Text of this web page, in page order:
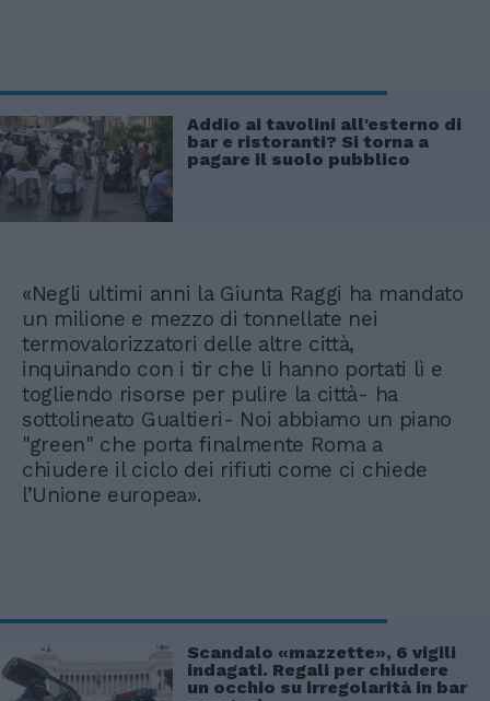
Addio ai tavolini all'esterno di
bar e ristoranti? Si torna a
pagare il suolo pubblico
«Negli ultimi anni la Giunta Raggi ha mandato
un milione e mezzo di tonnellate nei
termovalorizzatori delle altre città,
inquinando con i tir che li hanno portati lì e
togliendo risorse per pulire la città- ha
sottolineato Gualtieri- Noi abbiamo un piano
"green" che porta finalmente Roma a
chiudere il ciclo dei rifiuti come ci chiede
l’Unione europea».
Scandalo «mazzette», 6 vigili
indagati. Regali per chiudere
un occhio su irregolarità in bar